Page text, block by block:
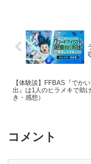
【体験談】FFBAS『でか
出』は1人のヒラメキで助
き・感想）
コメント